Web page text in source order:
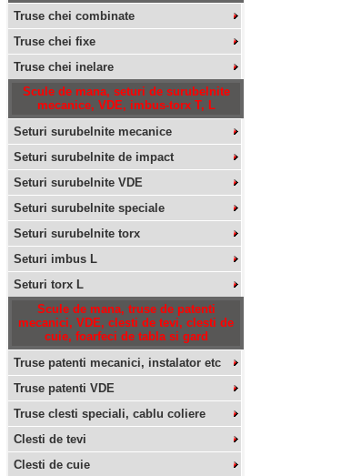
Truse chei combinate
Truse chei fixe
Truse chei inelare
Scule de mana, seturi de surubelnite
mecanice, VDE, imbus-torx T, L
Seturi surubelnite mecanice
Seturi surubelnite de impact
Seturi surubelnite VDE
Seturi surubelnite speciale
Seturi surubelnite torx
Seturi imbus L
Seturi torx L
Scule de mana, truse de patenti
mecanici, VDE, clesti de tevi, clesti de
cuie, foarfeci de tabla si gard
Truse patenti mecanici, instalator etc
Truse patenti VDE
Truse clesti speciali, cablu coliere
Clesti de tevi
Clesti de cuie